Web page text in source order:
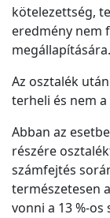
kötelezettség,
eredmény nem
megállapítására.
Az osztalék
terheli és nem
Abban az
részére
számfejtés
természetesen
vonni a 13 %-os